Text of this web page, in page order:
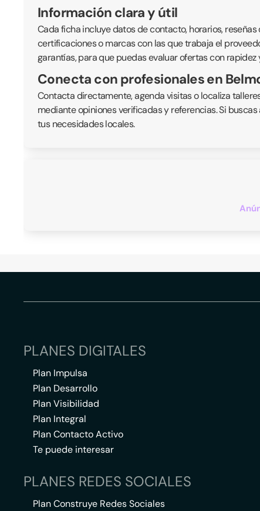
Información clara y útil
Cada ficha incluye datos de contacto, horarios,
certificaciones o marcas con las que trabaja el
garantías, para que puedas evaluar ofertas con rapidez
Conecta con profesionales en
Contacta directamente, agenda visitas o localiza
mediante opiniones verificadas y referencias. Si
tus necesidades locales.
PLANES DIGITALES
Plan Impulsa
Plan Desarrollo
Plan Visibilidad
Plan Integral
Plan Contacto Activo
Te puede interesar
PLANES REDES SOCIALES
Plan Construye Redes Sociales